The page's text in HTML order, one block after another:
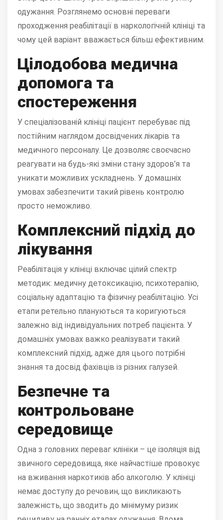
одужання. Розглянемо основні переваги
проходження реабілітації в наркологічній клініці та
чому цей варіант вважається більш ефективним.
Цілодобова медична
допомога та
спостереження
У спеціалізованій клініці пацієнт перебуває під
постійним наглядом досвідчених лікарів та
медичного персоналу. Це дозволяє своєчасно
реагувати на будь-які зміни стану здоров’я та
уникати можливих ускладнень. У домашніх
умовах забезпечити такий рівень контролю
просто неможливо.
Комплексний підхід до
лікування
Реабілітація у клініці включає цілий спектр
методик: медичну детоксикацію, психотерапію,
соціальну адаптацію та фізичну реабілітацію. Усі
етапи ретельно плануються та коригуються
залежно від індивідуальних потреб пацієнта. У
домашніх умовах важко реалізувати такий
комплексний підхід, адже для цього потрібні
знання та досвід фахівців із різних галузей.
Безпечне та
контрольоване
середовище
Одна з головних переваг клініки – це ізоляція від
звичного середовища, яке найчастіше провокує
на вживання наркотиків або алкоголю. У клініці
немає доступу до речовин, що викликають
залежність, що зводить до мінімуму ризик